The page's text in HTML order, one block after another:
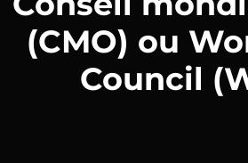
(CMO) ou
Council